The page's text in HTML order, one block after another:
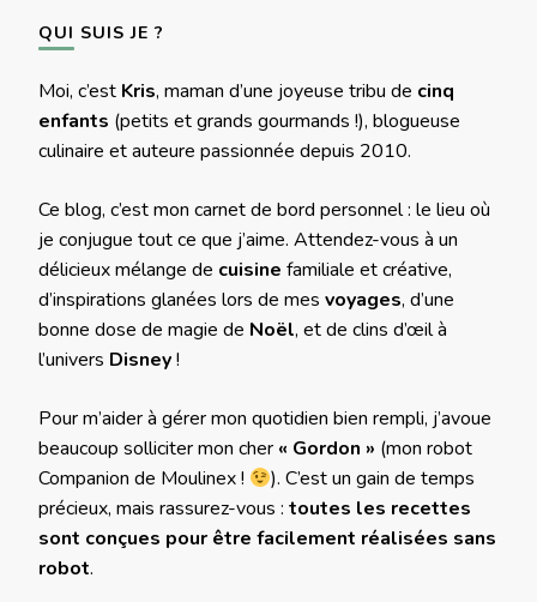
QUI SUIS JE ?
Moi, c’est Kris, maman d’une joyeuse tribu de cinq
enfants (petits et grands gourmands !), blogueuse
culinaire et auteure passionnée depuis 2010.
Ce blog, c’est mon carnet de bord personnel : le lieu où
je conjugue tout ce que j’aime. Attendez-vous à un
délicieux mélange de cuisine familiale et créative,
d’inspirations glanées lors de mes voyages, d’une
bonne dose de magie de Noël, et de clins d’œil à
l’univers Disney!
Pour m’aider à gérer mon quotidien bien rempli, j’avoue
beaucoup solliciter mon cher « Gordon » (mon robot
Companion de Moulinex !
). C’est un gain de temps
précieux, mais rassurez-vous : toutes les recettes
sont conçues pour être facilement réalisées sans
robot.